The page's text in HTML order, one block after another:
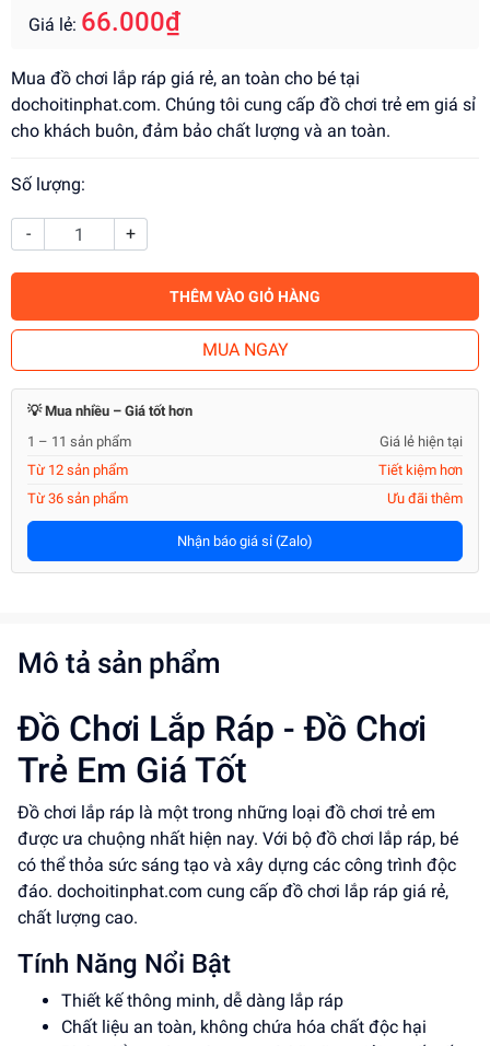
Giá lẻ: 66.000₫
Mua đồ chơi lắp ráp giá rẻ, an toàn cho bé tại
dochoitinphat.com. Chúng tôi cung cấp đồ chơi trẻ em giá sỉ
cho khách buôn, đảm bảo chất lượng và an toàn.
Số lượng:
- +
THÊM VÀO GIỎ HÀNG
MUA NGAY
💡 Mua nhiều – Giá tốt hơn
1 – 11 sản phẩm
Giá lẻ hiện tại
Từ 12 sản phẩm
Tiết kiệm hơn
Từ 36 sản phẩm
Ưu đãi thêm
Nhận báo giá sỉ (Zalo)
Mô tả sản phẩm
Đồ Chơi Lắp Ráp - Đồ Chơi
Trẻ Em Giá Tốt
Đồ chơi lắp ráp là một trong những loại đồ chơi trẻ em
được ưa chuộng nhất hiện nay. Với bộ đồ chơi lắp ráp, bé
có thể thỏa sức sáng tạo và xây dựng các công trình độc
đáo. dochoitinphat.com cung cấp đồ chơi lắp ráp giá rẻ,
chất lượng cao.
Tính Năng Nổi Bật
Thiết kế thông minh, dễ dàng lắp ráp
Chất liệu an toàn, không chứa hóa chất độc hại